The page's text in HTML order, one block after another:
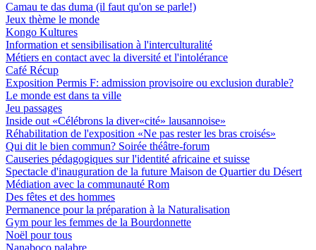
Camau te das duma (il faut qu'on se parle!)
Jeux thème le monde
Kongo Kultures
Information et sensibilisation à l'interculturalité
Métiers en contact avec la diversité et l'intolérance
Café Récup
Exposition Permis F: admission provisoire ou exclusion durable?
Le monde est dans ta ville
Jeu passages
Inside out «Célébrons la diver«cité» lausannoise»
Réhabilitation de l'exposition «Ne pas rester les bras croisés»
Qui dit le bien commun? Soirée théâtre-forum
Causeries pédagogiques sur l'identité africaine et suisse
Spectacle d'inauguration de la future Maison de Quartier du Désert
Médiation avec la communauté Rom
Des fêtes et des hommes
Permanence pour la préparation à la Naturalisation
Gym pour les femmes de la Bourdonnette
Noël pour tous
Nanaboco palabre